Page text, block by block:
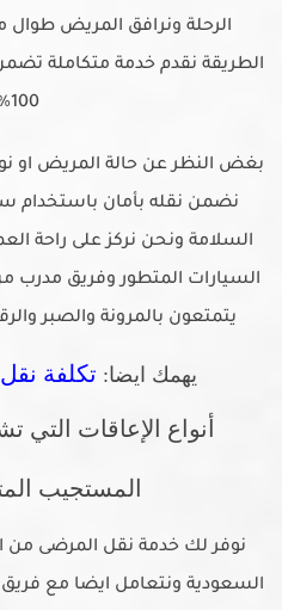
الرحلة ونرافق المريض
الطريقة نقدم خدمة متكاملة
100%.
بغض النظر عن حالة المريض او
نضمن نقله بأمان باستخدام
السلامة ونحن نركز على راحة
السيارات المتطور وفريق مدرب
يتمتعون بالمرونة والصبر
يهمك ايضا: تكلفة
أنواع الإعاقات
المستجيب
نوفر لك خدمة نقل المرضى من
السعودية ونتعامل ايضا مع